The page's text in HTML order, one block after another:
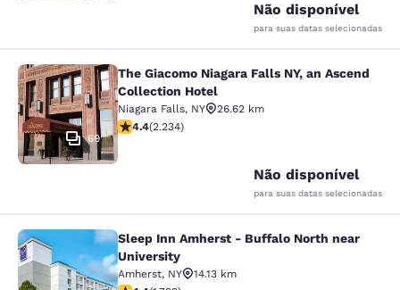
Não disponível
para suas datas selecionadas
The Giacomo Niagara Falls NY, an
69
The Giacomo Niagara Falls NY, an Ascend
Collection Hotel
Niagara Falls, NY
26.62 km
classificação 4.37 estrelas. Excelente. 2234
4.4(2.234)
Não disponível
para suas datas selecionadas
Sleep Inn Amherst - Buffalo North
Sleep Inn Amherst - Buffalo North near
University
Amherst, NY
14.13 km